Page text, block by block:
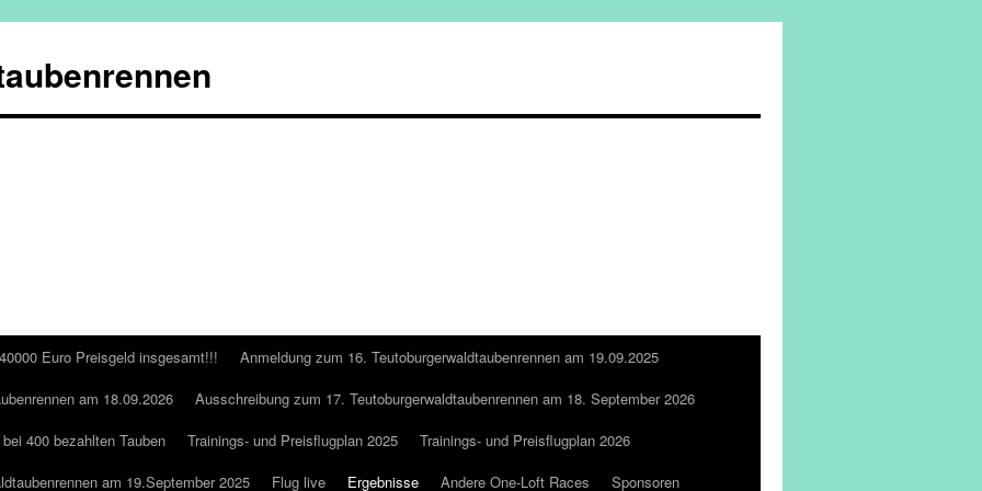
Euro Preisgeld insgesamt!!!
Anmeldung zum 16. Teutoburgerwaldtaubenrennen am 19.09.2025
am 18.09.2026
Ausschreibung zum 17. Teutoburgerwaldtaubenrennen am 18. September 2026
400 bezahlten Tauben Trainings- und Preisflugplan 2025
Trainings- und Preisflugplan 2026
am 19.September 2025
Flug live Ergebnisse Andere One-Loft Races
Sponsoren